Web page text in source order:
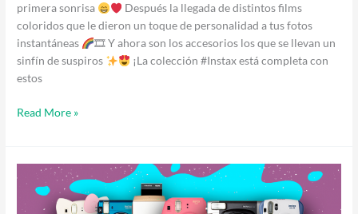
primera sonrisa
Después la llegada de distintos films
coloridos que le dieron un toque de personalidad a tus fotos
instantáneas
🎞 Y ahora son los accesorios los que se llevan un
sinfín de suspiros
¡La colección #Instax está completa con
estos
Read More »
Familia
Instax:
diferencias